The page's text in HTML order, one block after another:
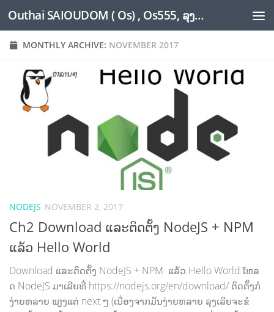
Skip to content Outhai SAIOUDOM ( Os) , Os555, ລຸງໂອ້ດ, LoungOs, UngleOs, XW1OS Official Website...
MONTHLY ARCHIVE: NOVEMBER 2017
NODEJS NOVEMBER 2, 2017
Ch2 Download ແລະ​ຕິດ​ຕັ້ງ NodeJS + NPM
ແລ້ວ Hello World
Download ແລະ​ຕິດ​ຕັ້ງ NodeJS + NPM ແລ້ວ Hello World ໂຫລ
ດ NodeJS ມາ​ເລີຍ​ທີ່ https://nodejs.org/en/download/ ຕິດ​ຕັ້ງ​ກໍ​
ງ່າຍ​ຫລາຍ ພຽງແຕ່ next ໆ (ເນື່ອງຈາກມັນງ່າຍຫລາຍ ລຸງເລີຍຈະຂໍ